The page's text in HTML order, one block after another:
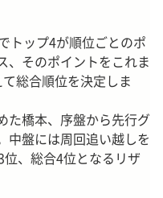
トップ4が順位ごとのポ
、そのポイントをこれま
総合順位を決定しま
た橋本、序盤から先行グ
中盤には周回追い越しを
、総合4位となるリザ